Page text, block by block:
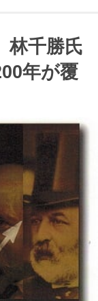
林千勝氏
年が覆